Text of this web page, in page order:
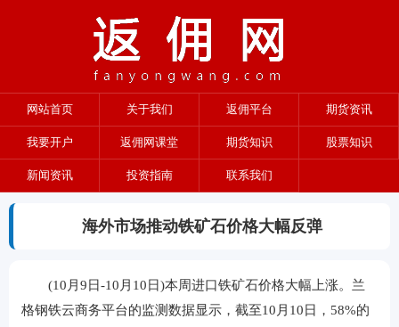
网站首页 关于我们 返佣平台 期货资讯
我要开户 返佣网课堂 期货知识 股票知识
新闻资讯 投资指南 联系我们
海外市场推动铁矿石价格大幅反弹
(10月9日-10月10日)本周进口铁矿石价格大幅上涨。兰
格钢铁云商务平台的监测数据显示，截至10月10日，58%的